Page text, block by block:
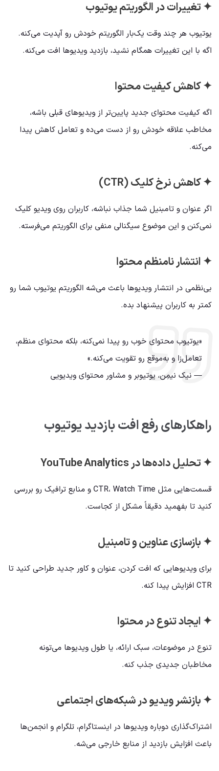
✦ تغییرات در الگوریتم یوتیوب
یوتیوب هر چند وقت یک‌بار الگوریتم خودش رو آپدیت می‌کنه.
اگه با این تغییرات همگام نشید، بازدید ویدیوها افت می‌کنه.
✦ کاهش کیفیت محتوا
اگه کیفیت محتوای جدید پایین‌تر از ویدیوهای قبلی باشه،
مخاطب علاقه خودش رو از دست می‌ده و تعامل کاهش پیدا
می‌کنه.
✦ کاهش نرخ کلیک (CTR)
اگر عنوان و تامبنیل شما جذاب نباشه، کاربران روی ویدیو کلیک
نمی‌کنن و این موضوع سیگنالی منفی برای الگوریتم می‌فرسته.
✦ انتشار نامنظم محتوا
بی‌نظمی در انتشار ویدیوها باعث می‌شه الگوریتم یوتیوب شما رو
کمتر به کاربران پیشنهاد بده.
«یوتیوب محتوای خوب رو پیدا نمی‌کنه، بلکه محتوای منظم،
تعامل‌زا و به‌موقع رو تقویت می‌کنه.»
— نیک نیمِن، یوتیوبر و مشاور محتوای ویدیویی
راهکارهای رفع افت بازدید یوتیوب
✦ تحلیل داده‌ها در YouTube Analytics
قسمت‌هایی مثل CTR، Watch Time و منابع ترافیک رو بررسی
کنید تا بفهمید دقیقاً مشکل از کجاست.
✦ بازسازی عناوین و تامبنیل
برای ویدیوهایی که افت کردن، عنوان و کاور جدید طراحی کنید تا
CTR افزایش پیدا کنه.
✦ ایجاد تنوع در محتوا
تنوع در موضوعات، سبک ارائه، یا طول ویدیوها می‌تونه
مخاطبان جدیدی جذب کنه.
✦ بازنشر ویدیو در شبکه‌های اجتماعی
اشتراک‌گذاری دوباره ویدیوها در اینستاگرام، تلگرام و انجمن‌ها
باعث افزایش بازدید از منابع خارجی می‌شه.